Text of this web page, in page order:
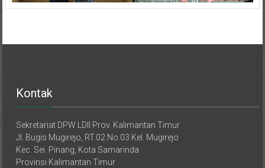
Jl. Bugis Mugirejo, RT.02 No.03 Kel. Mugirejo
Kec. Sei. Pinang, Kota Samarinda
Provinsi Kalimantan Timur
Telp. 082121634444